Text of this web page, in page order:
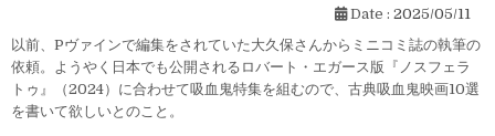
Date : 2025/05/11
以前、Pヴァインで編集をされていた大久保さんからミニコミ誌の執筆の
依頼。ようやく日本でも公開されるロバート・エガース版『ノスフェラ
トゥ』（2024）に合わせて吸血鬼特集を組むので、古典吸血鬼映画10選
を書いて欲しいとのこと。